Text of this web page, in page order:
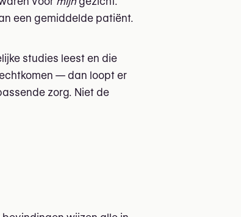
een gemiddelde patiënt.
studies leest en die
— dan loopt er
zorg. Niet de